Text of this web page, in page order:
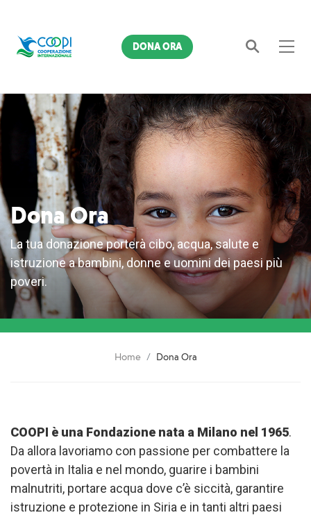
Cerca
DONA ORA
Dona Ora
La tua donazione porterà cibo, acqua, salute e
istruzione a bambini, donne e uomini dei paesi più
poveri.
Home Dona Ora
COOPI è una Fondazione nata a Milano nel 1965.
Da allora lavoriamo con passione per combattere la
povertà in Italia e nel mondo, guarire i bambini
malnutriti, portare acqua dove c’è siccità, garantire
istruzione e protezione in Siria e in tanti altri paesi